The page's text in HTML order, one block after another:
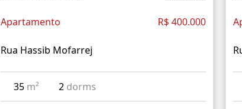
Apartamento R$ 400.000
Rua Hassib Mofarrej
35 m² 2 dorms